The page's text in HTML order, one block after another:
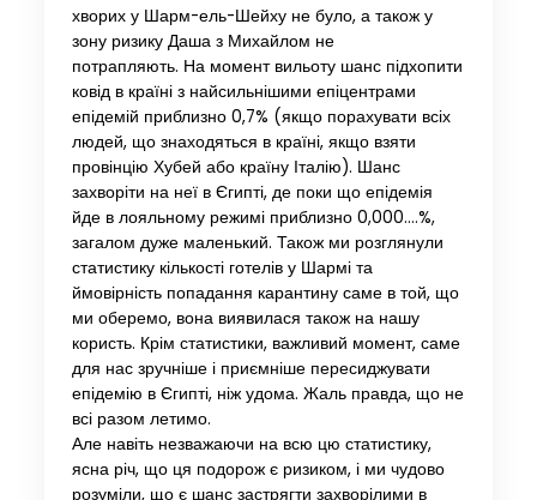
хворих у Шарм-ель-Шейху не було, а також у
зону ризику Даша з Михайлом не
потрапляють. На момент вильоту шанс підхопити
ковід в країні з найсильнішими епіцентрами
епідемій приблизно 0,7% (якщо порахувати всіх
людей, що знаходяться в країні, якщо взяти
провінцію Хубей або країну Італію). Шанс
захворіти на неї в Єгипті, де поки що епідемія
йде в лояльному режимі приблизно 0,000….%,
загалом дуже маленький. Також ми розглянули
статистику кількості готелів у Шармі та
ймовірність попадання карантину саме в той, що
ми оберемо, вона виявилася також на нашу
користь. Крім статистики, важливий момент, саме
для нас зручніше і приємніше пересиджувати
епідемію в Єгипті, ніж удома. Жаль правда, що не
всі разом летимо.
Але навіть незважаючи на всю цю статистику,
ясна річ, що ця подорож є ризиком, і ми чудово
розуміли, що є шанс застрягти захворілими в